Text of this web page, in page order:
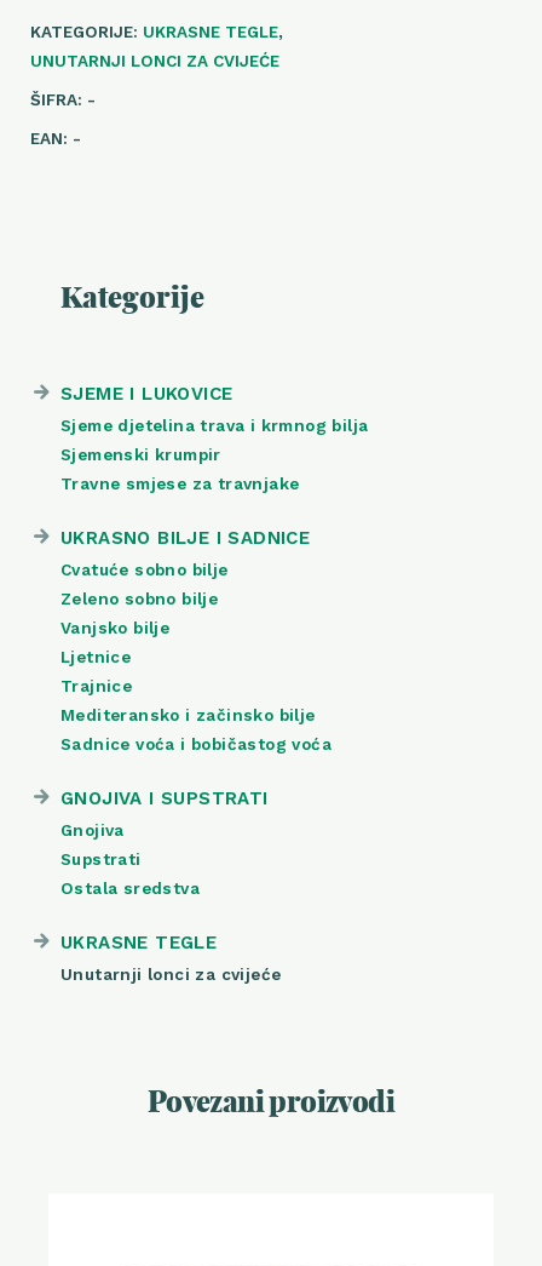
KATEGORIJE: UKRASNE TEGLE,
UNUTARNJI LONCI ZA CVIJEĆE
ŠIFRA: -
EAN: -
Kategorije
SJEME I LUKOVICE
Sjeme djetelina trava i krmnog bilja
Sjemenski krumpir
Travne smjese za travnjake
UKRASNO BILJE I SADNICE
Cvatuće sobno bilje
Zeleno sobno bilje
Vanjsko bilje
Ljetnice
Trajnice
Mediteransko i začinsko bilje
Sadnice voća i bobičastog voća
GNOJIVA I SUPSTRATI
Gnojiva
Supstrati
Ostala sredstva
UKRASNE TEGLE
Unutarnji lonci za cvijeće
Povezani proizvodi